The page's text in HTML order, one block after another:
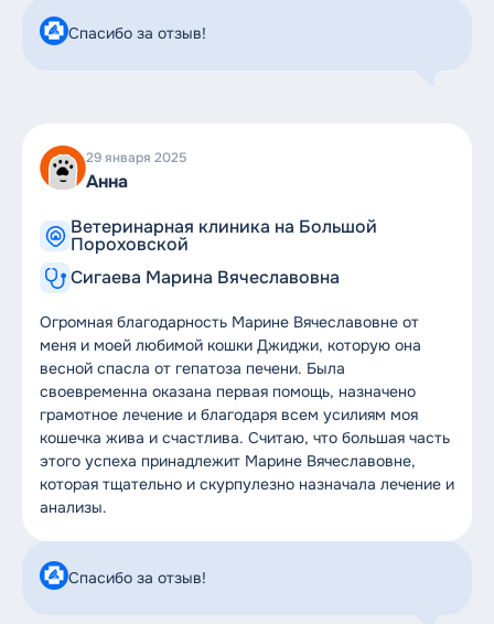
Спасибо за отзыв!
29 января 2025
Анна
Ветеринарная клиника на Большой
Пороховской
Сигаева Марина Вячеславовна
Огромная благодарность Марине Вячеславовне от
меня и моей любимой кошки Джиджи, которую она
весной спасла от гепатоза печени. Была
своевременна оказана первая помощь, назначено
грамотное лечение и благодаря всем усилиям моя
кошечка жива и счастлива. Считаю, что большая часть
этого успеха принадлежит Марине Вячеславовне,
которая тщательно и скурпулезно назначала лечение и
анализы.
Спасибо за отзыв!